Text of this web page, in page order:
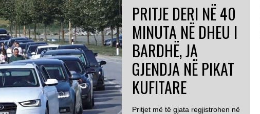
PRITJE DERI NË 40
MINUTA NË DHEU I
BARDHË, JA
GJENDJA NË PIKAT
KUFITARE
Pritjet më të gjata regjistrohen në